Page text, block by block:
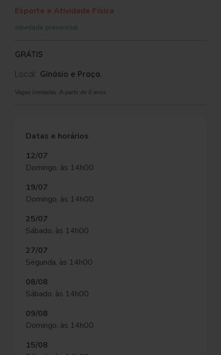
Esporte e Atividade Física
atividade presencial
GRÁTIS
Local: Ginásio e Praça.
Vagas limitadas. A partir de 6 anos.
Datas e horários
12/07
Domingo, às 14h00
19/07
Domingo, às 14h00
25/07
Sábado, às 14h00
27/07
Segunda, às 14h00
08/08
Sábado, às 14h00
09/08
Domingo, às 14h00
15/08